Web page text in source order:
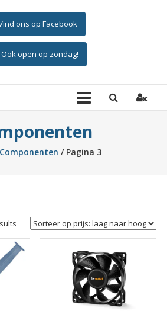
ons op Facebook
Ook open op zondag!
Componenten / Pagina 3
Sorted
by
price: